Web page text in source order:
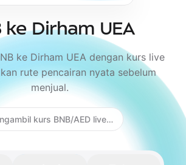
ke Dirham UEA
ke Dirham UEA dengan kurs live
rute pencairan nyata sebelum
menjual.
kurs BNB/AED live…